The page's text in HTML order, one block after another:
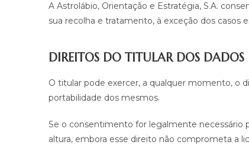
A Astrolábio, Orientação e Estratégia, S.A.
sua recolha e tratamento, à exceção dos casos
DIREITOS DO TITULAR DOS DADOS
O titular pode exercer, a qualquer momento, o
portabilidade dos mesmos.
Se o consentimento for legalmente necessário
altura, embora esse direito não comprometa